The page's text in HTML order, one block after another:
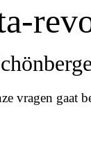
vragen gaat